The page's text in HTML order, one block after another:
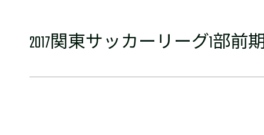
フォトギャラリー
U-12・U-8
2017関東サッカーリーグ1部前